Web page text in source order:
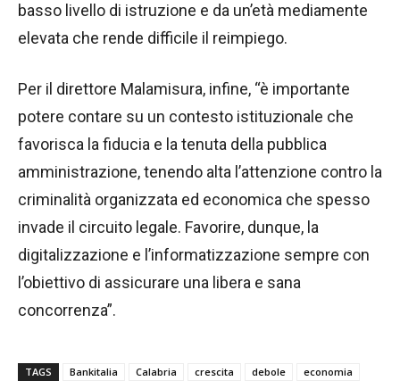
basso livello di istruzione e da un’età mediamente
elevata che rende difficile il reimpiego.
Per il direttore Malamisura, infine, “è importante
potere contare su un contesto istituzionale che
favorisca la fiducia e la tenuta della pubblica
amministrazione, tenendo alta l’attenzione contro la
criminalità organizzata ed economica che spesso
invade il circuito legale. Favorire, dunque, la
digitalizzazione e l’informatizzazione sempre con
l’obiettivo di assicurare una libera e sana
concorrenza”.
TAGS Bankitalia Calabria crescita debole economia